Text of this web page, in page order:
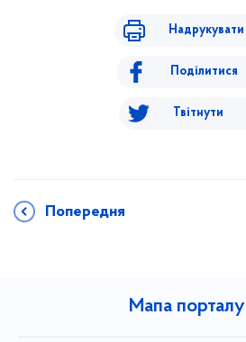
Надрукувати
Поділитися
Твітнути
Попередня
Мапа порталу